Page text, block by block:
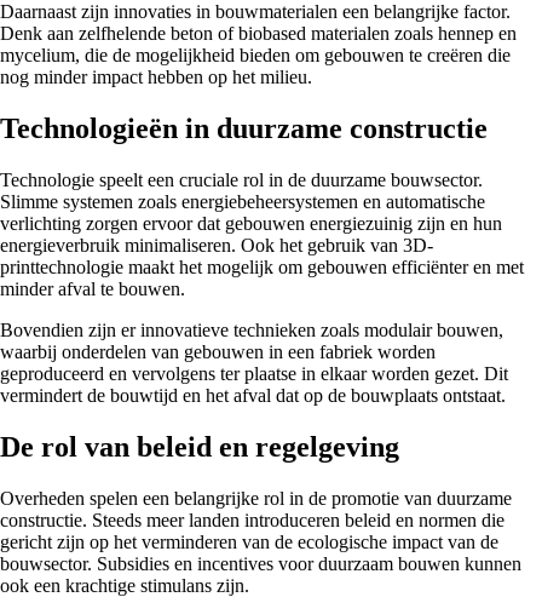
Daarnaast zijn innovaties in bouwmaterialen een belangrijke factor.
Denk aan zelfhelende beton of biobased materialen zoals hennep en
mycelium, die de mogelijkheid bieden om gebouwen te creëren die
nog minder impact hebben op het milieu.
Technologieën in duurzame constructie
Technologie speelt een cruciale rol in de duurzame bouwsector.
Slimme systemen zoals energiebeheersystemen en automatische
verlichting zorgen ervoor dat gebouwen energiezuinig zijn en hun
energieverbruik minimaliseren. Ook het gebruik van 3D-
printtechnologie maakt het mogelijk om gebouwen efficiënter en met
minder afval te bouwen.
Bovendien zijn er innovatieve technieken zoals modulair bouwen,
waarbij onderdelen van gebouwen in een fabriek worden
geproduceerd en vervolgens ter plaatse in elkaar worden gezet. Dit
vermindert de bouwtijd en het afval dat op de bouwplaats ontstaat.
De rol van beleid en regelgeving
Overheden spelen een belangrijke rol in de promotie van duurzame
constructie. Steeds meer landen introduceren beleid en normen die
gericht zijn op het verminderen van de ecologische impact van de
bouwsector. Subsidies en incentives voor duurzaam bouwen kunnen
ook een krachtige stimulans zijn.